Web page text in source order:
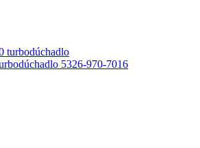
5326-970-7016